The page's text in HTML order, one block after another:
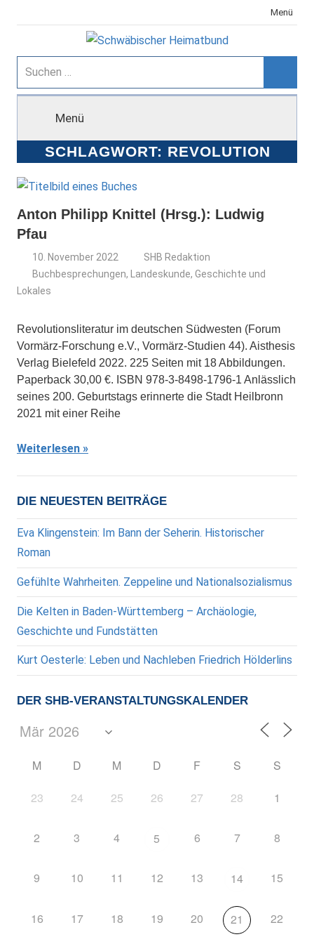
Inhalt
Menü
Schwäbischer
Heimatbund
Suchen
nach:
Menü
SCHLAGWORT: REVOLUTION
Anton Philipp Knittel (Hrsg.): Ludwig
Pfau
10. November 2022
SHB Redaktion
Buchbesprechungen,
Landeskunde, Geschichte und
Lokales
Revolutionsliteratur im deutschen Südwesten (Forum
Vormärz-Forschung e.V., Vormärz-Studien 44). Aisthesis
Verlag Bielefeld 2022. 225 Seiten mit 18 Abbildungen.
Paperback 30,00 €. ISBN 978-3-8498-1796-1 Anlässlich
seines 200. Geburtstags erinnerte die Stadt Heilbronn
2021 mit einer Reihe
Weiterlesen
DIE NEUESTEN BEITRÄGE
Eva Klingenstein: Im Bann der Seherin. Historischer
Roman
Gefühlte Wahrheiten. Zeppeline und Nationalsozialismus
Die Kelten in Baden-Württemberg – Archäologie,
Geschichte und Fundstätten
Kurt Oesterle: Leben und Nachleben Friedrich Hölderlins
DER SHB-VERANSTALTUNGSKALENDER
M D M D F S S
23 24 25 26 27 28 1
2 3 4 5 6 7 8
9 10 11 12 13 14 15
16 17 18 19 20 21 22